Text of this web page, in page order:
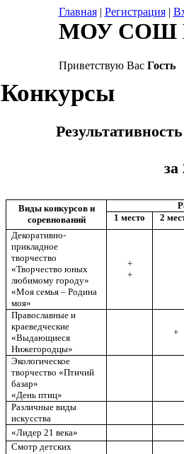
Главная| Регистрация|
МОУ СОШ
Приветствую Вас Гость
Конкурсы
за
Виды конкурсов и
соревнований
1 место
2
Декоративно-
прикладное
творчество
«Творчество юных
любимому городу»
«Моя семья – Родина
моя»
+
+
Православные и
краеведческие
«Выдающиеся
Нижегородцы»
+
Экологическое
творчество «Птичий
базар»
«День птиц»
Различные виды
искусства
«Лидер 21 века»
Смотр детских